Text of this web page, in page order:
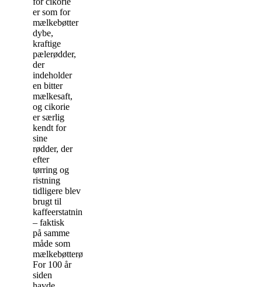
er som for
mælkebøtter
dybe,
kraftige
pælerødder,
der
indeholder
en bitter
mælkesaft,
og cikorie
er særlig
kendt for
sine
rødder, der
efter
tørring og
ristning
tidligere blev
brugt til
kaffeerstatning
– faktisk
på samme
måde som
mælkebøtterødder.
For 100 år
siden